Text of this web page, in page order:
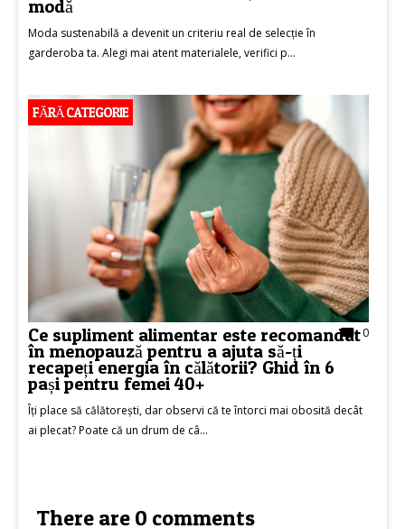
modă
Moda sustenabilă a devenit un criteriu real de selecție în
garderoba ta. Alegi mai atent materialele, verifici p...
FĂRĂ CATEGORIE
0
Ce supliment alimentar este recomandat
în menopauză pentru a ajuta să-ți
recapeți energia în călătorii? Ghid în 6
pași pentru femei 40+
Îți place să călătorești, dar observi că te întorci mai obosită decât
ai plecat? Poate că un drum de câ...
There are 0 comments